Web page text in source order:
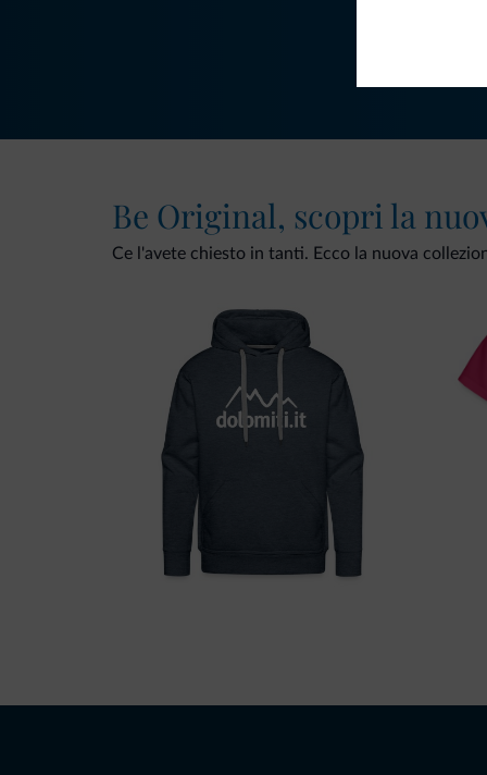
Be Original, scopri la
Ce l'avete chiesto in tanti. Ecco la nuova